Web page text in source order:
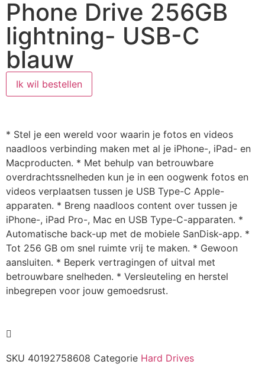
Phone Drive 256GB
lightning- USB-C
blauw
Ik wil bestellen
* Stel je een wereld voor waarin je fotos en videos
naadloos verbinding maken met al je iPhone-, iPad- en
Macproducten. * Met behulp van betrouwbare
overdrachtssnelheden kun je in een oogwenk fotos en
videos verplaatsen tussen je USB Type-C Apple-
apparaten. * Breng naadloos content over tussen je
iPhone-, iPad Pro-, Mac en USB Type-C-apparaten. *
Automatische back-up met de mobiele SanDisk-app. *
Tot 256 GB om snel ruimte vrij te maken. * Gewoon
aansluiten. * Beperk vertragingen of uitval met
betrouwbare snelheden. * Versleuteling en herstel
inbegrepen voor jouw gemoedsrust.
SKU 40192758608 Categorie Hard Drives